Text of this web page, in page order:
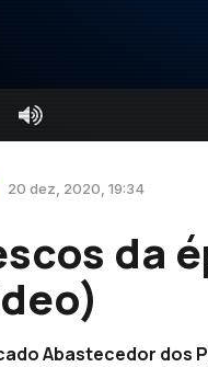
20 dez, 2020, 19:34
da
Abastecedor dos